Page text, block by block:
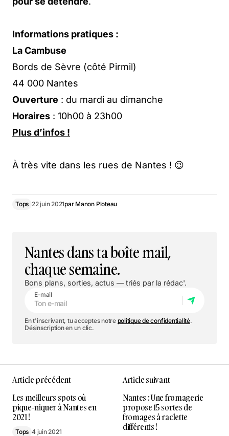
Informations pratiques :
La Cambuse
Bords de Sèvre (côté Pirmil)
44 000 Nantes
Ouverture : du mardi au dimanche
Horaires : 10h00 à 23h00
Plus d’infos !
À très vite dans les rues de Nantes ! 😉
Tops 22 juin 2021par Manon Ploteau
Nantes dans ta boîte mail,
chaque semaine.
Bons plans, sorties, actus — triés par la rédac'.
E-mail
En t'inscrivant, tu acceptes notre politique de confidentialité.
Désinscription en un clic.
Article précédent
Les meilleurs spots où
pique-niquer à Nantes en
2021 !
Tops 4 juin 2021
Article suivant
Nantes : Une fromagerie
propose 15 sortes de
fromages à raclette
différents !